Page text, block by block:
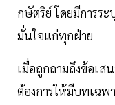
กษัตริย์ โดยมีการระ
มั่นใจแก่ทุกฝ่าย
เมื่อถูกถามถึงข้อเ
ต้องการให้มีบทเฉพ